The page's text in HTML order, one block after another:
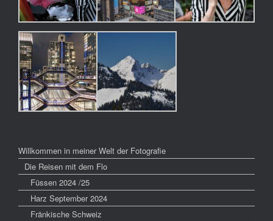
Willkommen in meiner Welt der Fotografie
Die Reisen mit dem Flo
Füssen 2024 /25
Harz September 2024
Fränkische Schweiz